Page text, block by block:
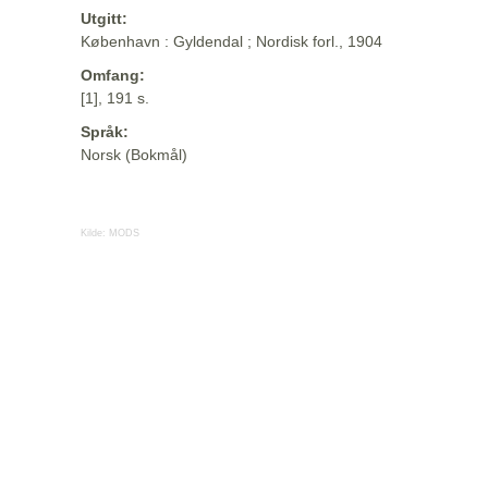
Utgitt:
København : Gyldendal ; Nordisk forl., 1904
Omfang:
[1], 191 s.
Språk:
Norsk (Bokmål)
Kilde: MODS